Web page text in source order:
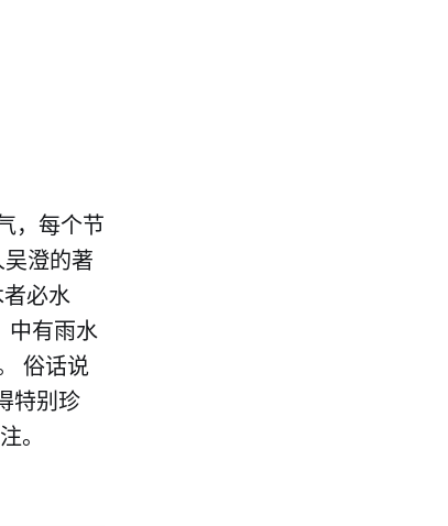
，每个节
澄的著
必水
中有雨水
俗话说
特别珍
。